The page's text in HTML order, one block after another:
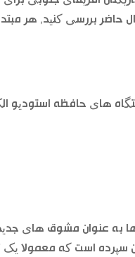
حاضر بررسی کنید, هر
به عنوان مشوق های
سپرده است که معمولا یک